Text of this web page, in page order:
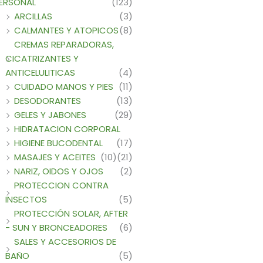
ARCILLAS
(3)
CALMANTES Y ATOPICOS(8)
CREMAS REPARADORAS,
CICATRIZANTES Y
ANTICELULITICAS
(4)
CUIDADO MANOS Y PIES (11)
DESODORANTES
(13)
GELES Y JABONES
(29)
HIDRATACION CORPORAL
(17)
HIGIENE BUCODENTAL
(21)
MASAJES Y ACEITES (10)
NARIZ, OIDOS Y OJOS
(2)
PROTECCION CONTRA
INSECTOS
(5)
PROTECCIÓN SOLAR, AFTER
- SUN Y BRONCEADORES
(6)
SALES Y ACCESORIOS DE
BAÑO
(5)